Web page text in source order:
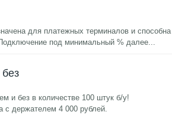
для платежных терминалов и способна
под минимальный %далее...
и без в количестве 100 штук б/у!
с держателем 4 000 рублей.